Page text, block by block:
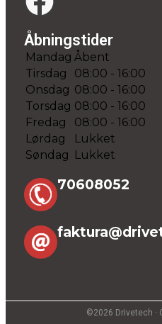
Åbningstider
Mandag Åbent
Tirsdag
08:00 - 16:00
Onsdag 08:00 - 16:00
Torsdag 08:00 - 16:00
Fredag
08:00 - 16:00
Lørdag
Lukket
Søndag
Lukket
70608052
©2026 Drivetech ·